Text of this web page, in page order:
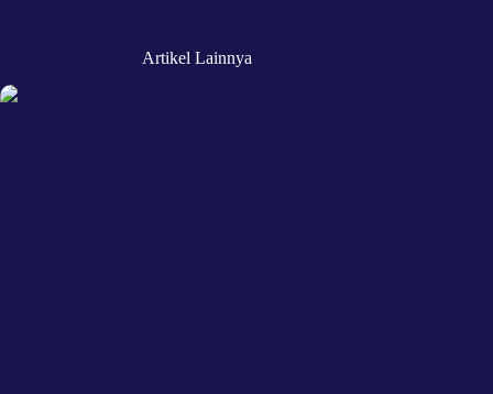
Artikel Lainnya